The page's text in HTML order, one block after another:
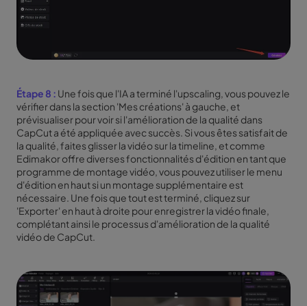
Étape 8 : Une fois que l'IA a terminé l'upscaling, vous pouvez le
vérifier dans la section 'Mes créations' à gauche, et
prévisualiser pour voir si l'amélioration de la qualité dans
CapCut a été appliquée avec succès. Si vous êtes satisfait de
la qualité, faites glisser la vidéo sur la timeline, et comme
Edimakor offre diverses fonctionnalités d'édition en tant que
programme de montage vidéo, vous pouvez utiliser le menu
d'édition en haut si un montage supplémentaire est
nécessaire. Une fois que tout est terminé, cliquez sur
'Exporter' en haut à droite pour enregistrer la vidéo finale,
complétant ainsi le processus d'amélioration de la qualité
vidéo de CapCut.